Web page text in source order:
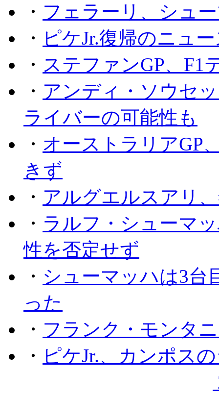
・ フェラーリ、シュ
・ ピケJr.復帰のニュ
・ ステファンGP、F1
・ アンディ・ソウセ
ライバーの可能性も
・ オーストラリアGP
きず
・ アルグエルスアリ
・ ラルフ・シューマ
性を否定せず
・ シューマッハは3台
った
・ フランク・モンタ
・ ピケJr.、カンポス